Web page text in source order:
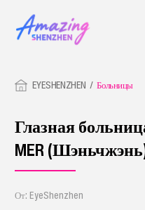
EYESHENZHEN Больницы
Глазная
MER
От: EyeShenzhen